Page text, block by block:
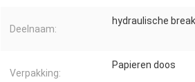
Deelnaam:
hydraulische
Verpakking:
Papieren doos